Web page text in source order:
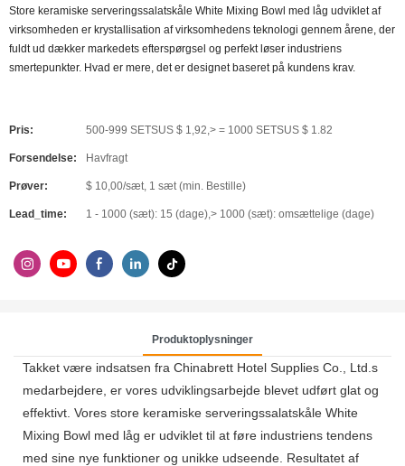
Store keramiske serveringssalatskåle White Mixing Bowl med låg udviklet af
virksomheden er krystallisation af virksomhedens teknologi gennem årene, der
fuldt ud dækker markedets efterspørgsel og perfekt løser industriens
smertepunkter. Hvad er mere, det er designet baseret på kundens krav.
Pris: 500-999 SETSUS $ 1,92,> = 1000 SETSUS $ 1.82
Forsendelse: Havfragt
Prøver: $ 10,00/sæt, 1 sæt (min. Bestille)
Lead_time: 1 - 1000 (sæt): 15 (dage),> 1000 (sæt): omsættelige (dage)
Produktoplysninger
Takket være indsatsen fra Chinabrett Hotel Supplies Co., Ltd.s
medarbejdere, er vores udviklingsarbejde blevet udført glat og
effektivt. Vores store keramiske serveringssalatskåle White
Mixing Bowl med låg er udviklet til at føre industriens tendens
med sine nye funktioner og unikke udseende. Resultatet af